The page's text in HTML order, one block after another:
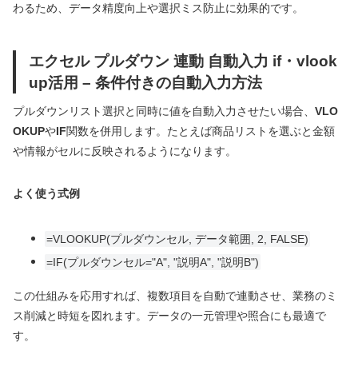
わるため、データ精度向上や選択ミス防止に効果的です。
エクセル プルダウン 連動 自動入力 if・vlook
up活用 – 条件付きの自動入力方法
プルダウンリスト選択と同時に値を自動入力させたい場合、 VLO
OKUPやIF関数を併用します。たとえば商品リストを選ぶと金額
や情報がセルに反映されるようになります。
よく使う式例
=VLOOKUP(プルダウンセル, データ範囲, 2, FALSE)
=IF(プルダウンセル="A", "説明A", "説明B")
この仕組みを応用すれば、複数項目を自動で連動させ、業務のミ
ス削減と時短を図れます。データの一元管理や照合にも最適で
す。